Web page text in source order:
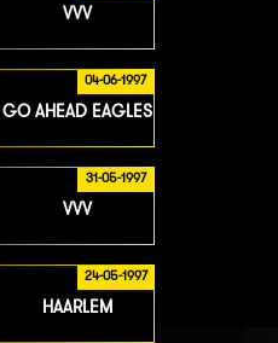
VVV
04-06-1997
GO AHEAD EAGLES
31-05-1997
VVV
24-05-1997
HAARLEM